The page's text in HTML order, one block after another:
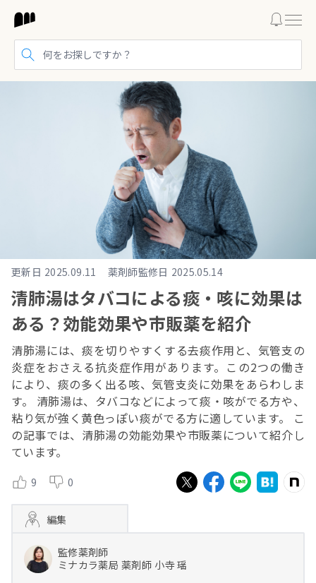
検索する
更新日 2025.09.11 薬剤師監修日 2025.05.14
清肺湯はタバコによる痰・咳に効果は
ある？効能効果や市販薬を紹介
清肺湯には、痰を切りやすくする去痰作用と、気管支の
炎症をおさえる抗炎症作用があります。この2つの働き
により、痰の多く出る咳、気管支炎に効果をあらわしま
す。 清肺湯は、タバコなどによって痰・咳がでる方や、
粘り気が強く黄色っぽい痰がでる方に適しています。 こ
の記事では、清肺湯の効能効果や市販薬について紹介し
ています。
9 0
編集
監修薬剤師
ミナカラ薬局 薬剤師 小寺 瑶